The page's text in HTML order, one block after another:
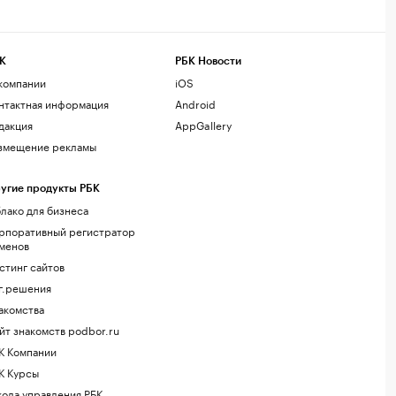
информация
рекламы
продукты РБК
для бизнеса
регистратор
сайтов
знакомств podbor.ru
Компании
Курсы
РБК Новости
iOS
Android
AppGallery